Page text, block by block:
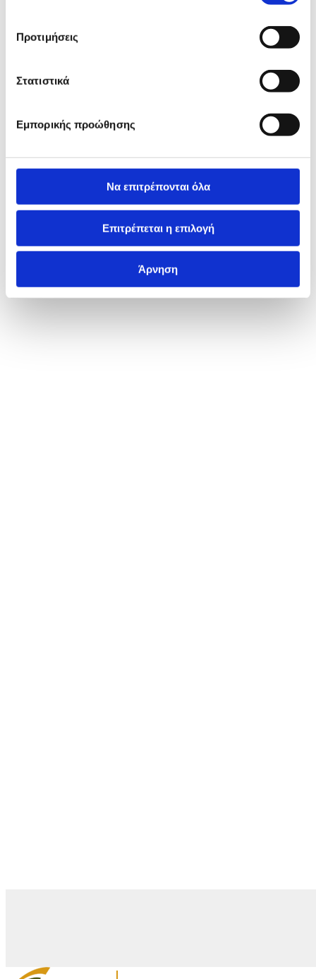
Προτιμήσεις
Στατιστικά
Εμπορικής προώθησης
Να επιτρέπονται όλα
Επιτρέπεται η επιλογή
Άρνηση